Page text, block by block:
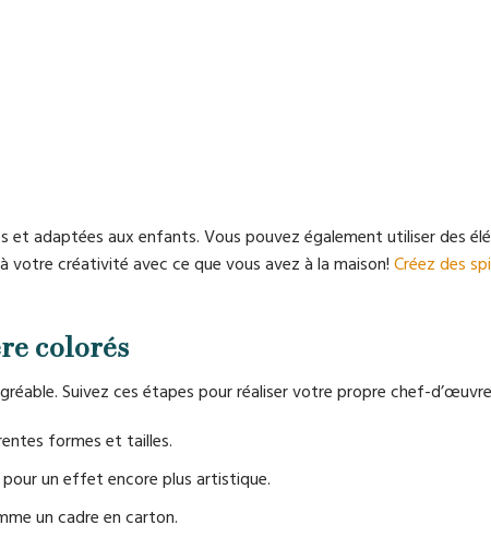
adaptées aux enfants. Vous pouvez également utiliser des
votre créativité avec ce que vous avez à la maison! Créez des
colorés
Suivez ces étapes pour réaliser votre propre chef-
formes et tailles.
un effet encore plus artistique.
un cadre en carton.